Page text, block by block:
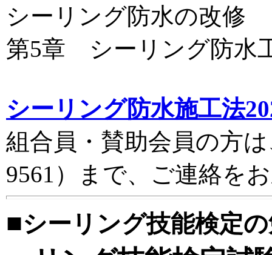
シーリング防水の改修
第5章 シーリング防水
シーリング防水施工法
組合員・賛助会員の方
9561）まで、ご連絡を
■シーリング技能検定